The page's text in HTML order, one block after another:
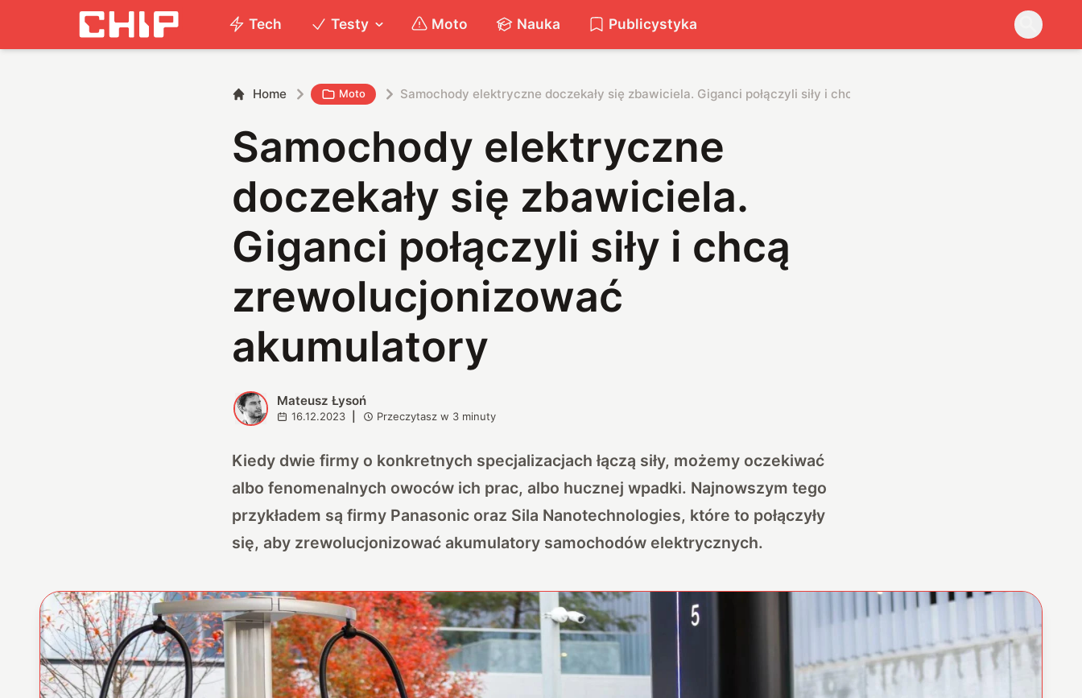
Tech Testy Moto Nauka Publicystyka
Home Moto Samochody elektryczne doczekały się zbawiciela. Giganci połączyli siły i chcą zrewolucjonizować akumulatory
Samochody elektryczne
doczekały się zbawiciela.
Giganci połączyli siły i chcą
zrewolucjonizować
akumulatory
M Mateusz Łysoń
16.12.2023 Przeczytasz w 3 minuty
Kiedy dwie firmy o konkretnych specjalizacjach łączą siły, możemy oczekiwać
albo fenomenalnych owoców ich prac, albo hucznej wpadki. Najnowszym tego
przykładem są firmy Panasonic oraz Sila Nanotechnologies, które to połączyły
się, aby zrewolucjonizować akumulatory samochodów elektrycznych.